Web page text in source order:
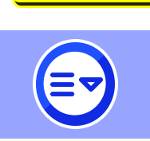
主旨：本校
落之眼~城鄉
(MATA of
Program)」